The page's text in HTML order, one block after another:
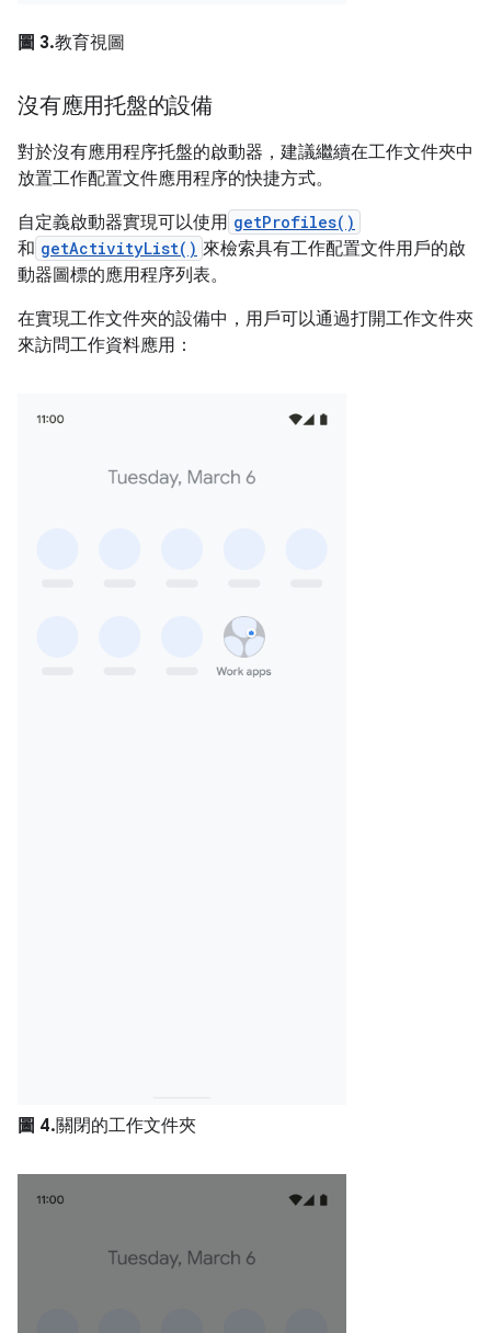
圖 3.教育視圖
沒有應用托盤的設備
對於沒有應用程序托盤的啟動器，建議繼續在工作文件夾中
放置工作配置文件應用程序的快捷方式。
自定義啟動器實現可以使用 getProfiles()
和 getActivityList() 來檢索具有工作配置文件用戶的啟
動器圖標的應用程序列表。
在實現工作文件夾的設備中，用戶可以通過打開工作文件夾
來訪問工作資料應用：
圖 4.關閉的工作文件夾